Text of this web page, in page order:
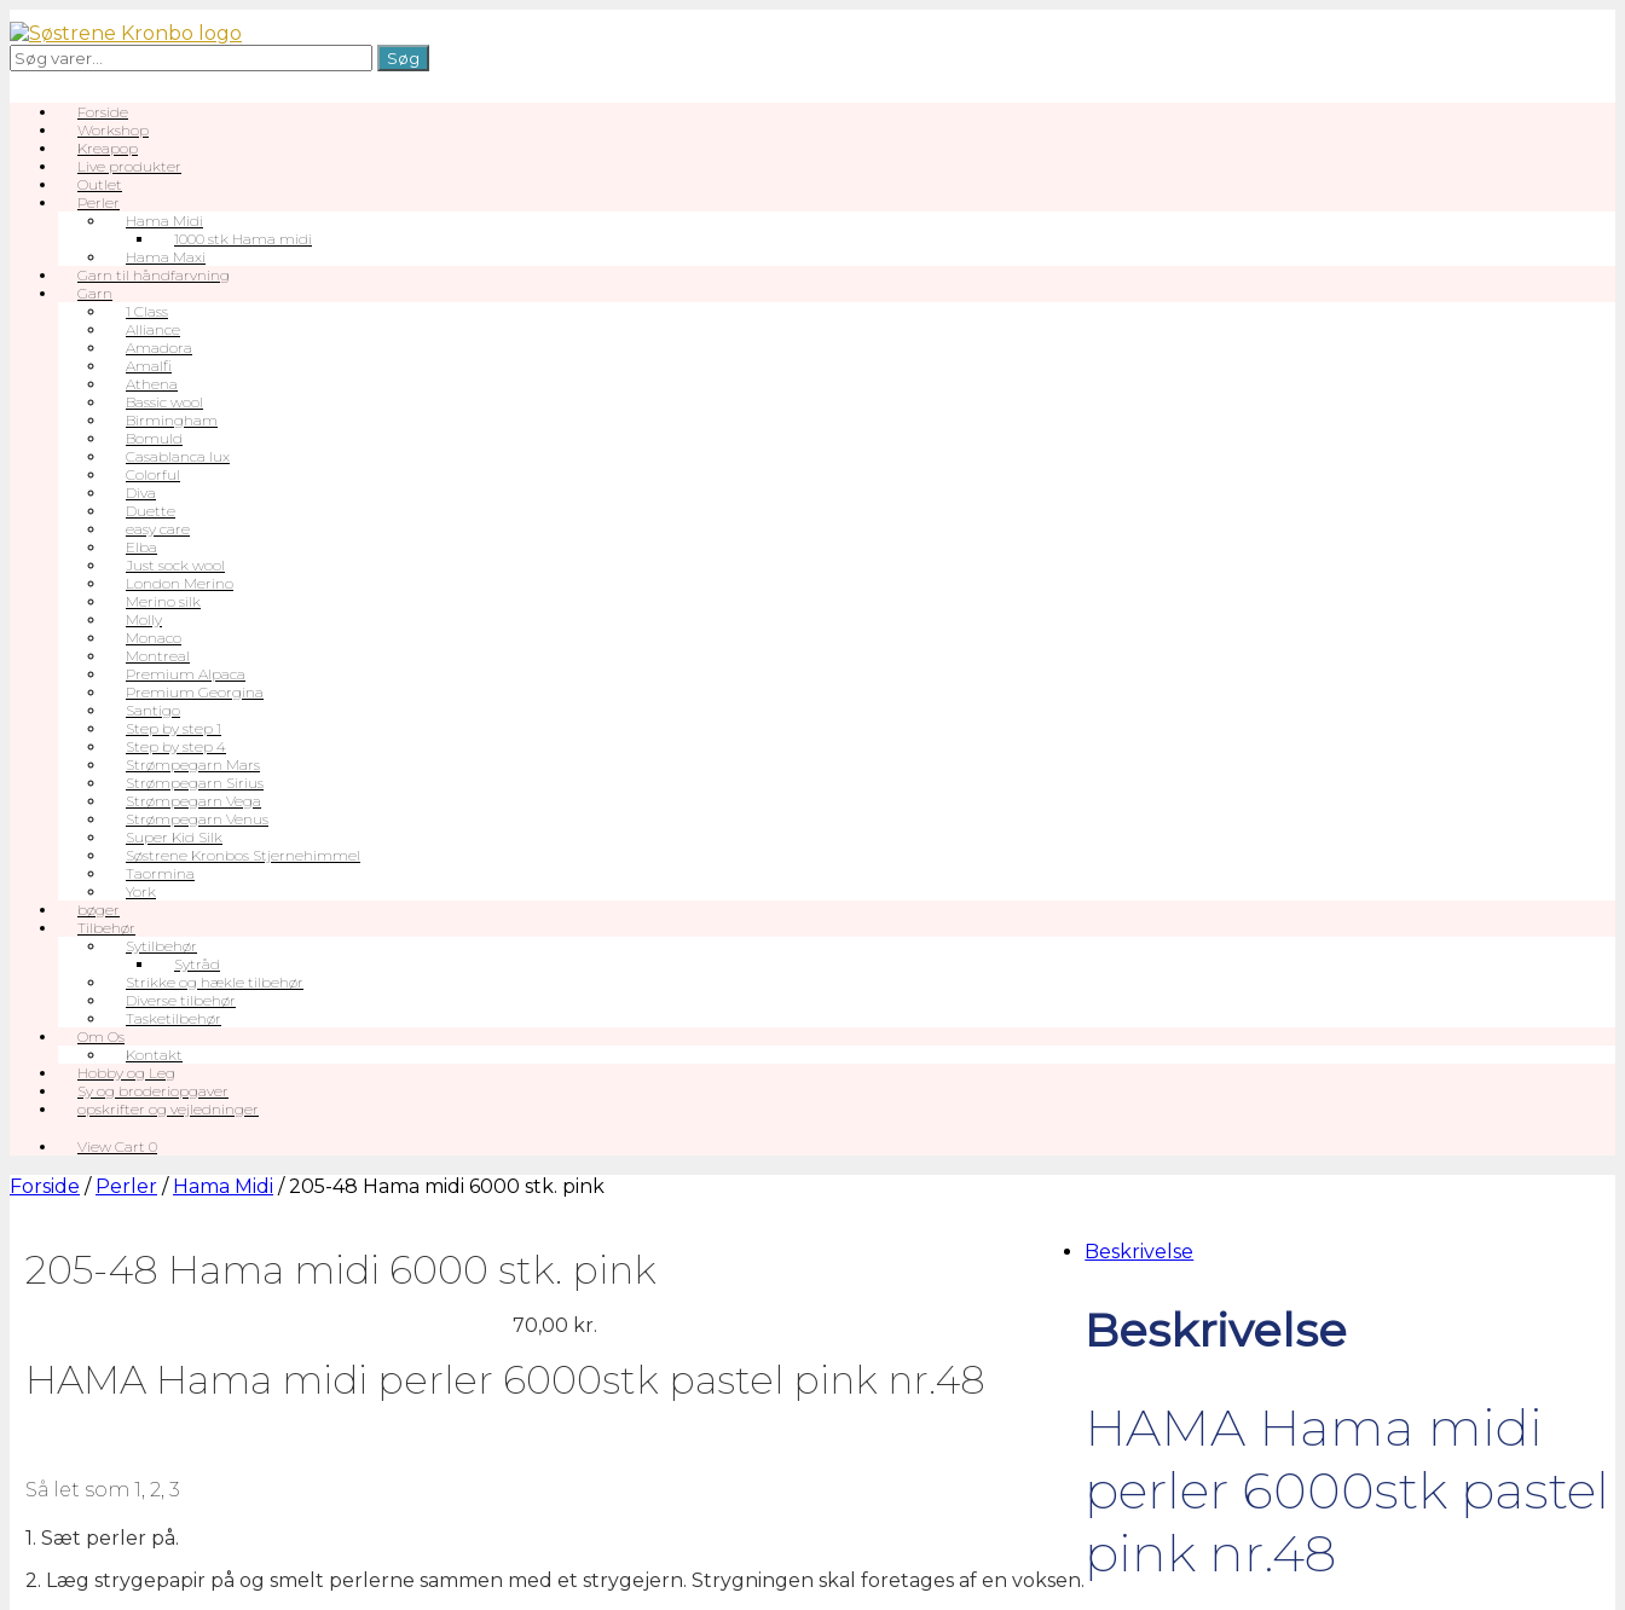
Gå
til
indhold
Søg
efter:
Søg
Forside
Workshop
Kreapop
Live produkter
Outlet
Perler
Hama Midi
1000 stk Hama midi
Hama Maxi
Garn til håndfarvning
Garn
1 Class
Alliance
Amadora
Amalfi
Athena
Bassic wool
Birmingham
Bomuld
Casablanca lux
Colorful
Diva
Duette
easy care
Elba
Just sock wool
London Merino
Merino silk
Molly
Monaco
Montreal
Premium Alpaca
Premium Georgina
Santigo
Step by step 1
Step by step 4
Strømpegarn Mars
Strømpegarn Sirius
Strømpegarn Vega
Strømpegarn Venus
Super Kid Silk
Søstrene Kronbos Stjernehimmel
Taormina
York
bøger
Tilbehør
Sytilbehør
Sytråd
Strikke og hækle tilbehør
Diverse tilbehør
Tasketilbehør
Om Os
Kontakt
Hobby og Leg
Sy og broderiopgaver
opskrifter og vejledninger
View
cart
View Cart 0
Forside / Perler / Hama Midi / 205-48 Hama midi 6000 stk. pink
205-48 Hama midi 6000 stk. pink
70,00 kr.
HAMA Hama midi perler 6000stk pastel pink nr.48
Så let som 1, 2, 3
1. Sæt perler på.
2. Læg strygepapir på og smelt perlerne sammen med et strygejern. Strygningen skal foretages af en voksen.
Beskrivelse
Beskrivelse
HAMA Hama midi
perler 6000stk pastel
pink nr.48